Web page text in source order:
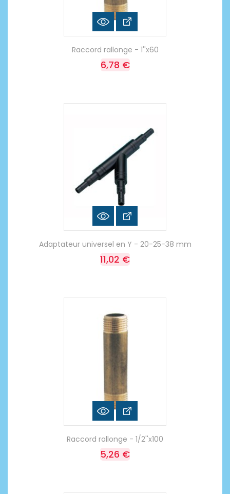
Raccord rallonge - 1''x60
6,78 €
Adaptateur universel en Y - 20-25-38 mm
11,02 €
Raccord rallonge - 1/2''x100
5,26 €